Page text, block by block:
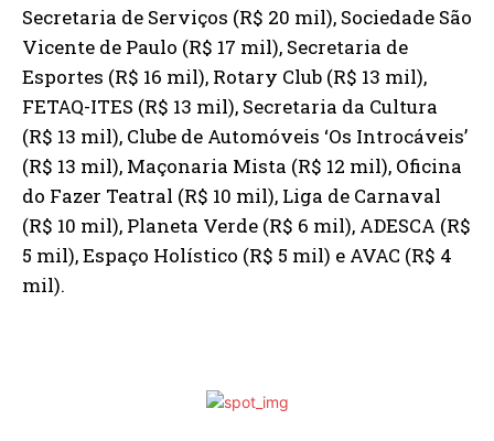
Secretaria de Serviços (R$ 20 mil), Sociedade São
Vicente de Paulo (R$ 17 mil), Secretaria de
Esportes (R$ 16 mil), Rotary Club (R$ 13 mil),
FETAQ-ITES (R$ 13 mil), Secretaria da Cultura
(R$ 13 mil), Clube de Automóveis ‘Os Introcáveis’
(R$ 13 mil), Maçonaria Mista (R$ 12 mil), Oficina
do Fazer Teatral (R$ 10 mil), Liga de Carnaval
(R$ 10 mil), Planeta Verde (R$ 6 mil), ADESCA (R$
5 mil), Espaço Holístico (R$ 5 mil) e AVAC (R$ 4
mil).